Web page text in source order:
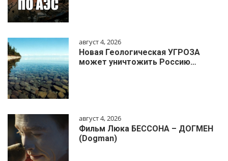
август 4, 2026
Новая Геологическая УГРОЗА
может уничтожить Россию…
август 4, 2026
Фильм Люка БЕССОНА – ДОГМЕН
(Dogman)